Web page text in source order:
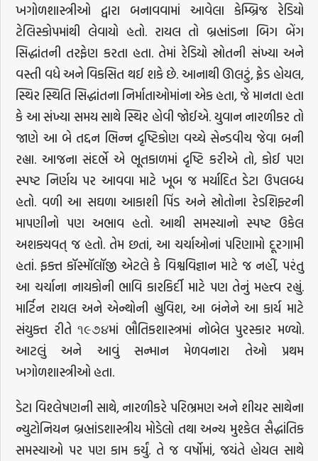
ખગોળશાસ્ત્રીઓ દ્વારા બનાવવામાં આવેલા કેમ્બ્રિજ રેડિયો
ટેલિસ્કોપમાંથી લેવાયો હતો. રાયલ તો બ્રહ્માંડના બિગ બેંગ
સિદ્ધાંતની તરફેણ કરતા હતા. તેમાં રેડિયો સ્રોતની સંખ્યા અને
વસ્તી વધે અને વિકસિત થઈ શકે છે. આનાથી ઊલટું, ફ્રેડ હોયલ,
સ્થિર સ્થિતિ સિદ્ધાંતના નિર્માતાઓમાંના એક હતા, જે માનતા હતા
કે આ સંખ્યા સમય સાથે સ્થિર હોવી જોઈએ. યુવાન નારળીકર તો
જાણે આ બે તદ્દન ભિન્ન દૃષ્ટિકોણ વચ્ચે સેન્ડવીચ જેવા બની
રહ્યા. આજના સંદર્ભે એ ભૂતકાળમાં દૃષ્ટિ કરીએ તો, કોઈ પણ
સ્પષ્ટ નિર્ણય પર આવવા માટે ખૂબ જ મર્યાદિત ડેટા ઉપલબ્ધ
હતો. વળી આ સઘળા આકાશી પિંડ અને સ્રોતોના રેડશિફ્ટની
માપણીનો પણ અભાવ હતો. આથી સમસ્યાનો સ્પષ્ટ ઉકેલ
અશક્યવત્ જ હતો. તેમ છતાં, આ ચર્ચાઓનાં પરિણામો દૂરગામી
હતાં. ફક્ત કૉસ્મૉલૉજી એટલે કે વિશ્વવિજ્ઞાન માટે જ નહીં, પરંતુ
આ ચર્ચાના નાયકોની ભાવિ કારકિર્દી માટે પણ તેનું મહત્ત્વ રહ્યું.
માર્ટિન રાયલ અને એન્થોની હ્યુવિશ, આ બંનેને આ કાર્ય માટે
સંયુક્ત રીતે ૧૯૭૪માં ભૌતિકશાસ્ત્રમાં નોબેલ પુરસ્કાર મળ્યો.
આટલું અને આવું સન્માન મેળવનારા તેઓ પ્રથમ
ખગોળશાસ્ત્રીઓ હતા.
ડેટા વિશ્લેષણની સાથે, નારળીકરે પરિભ્રમણ અને શીયર સાથેના
ન્યુટોનિયન બ્રહ્માંડશાસ્ત્રીય મોડેલો તથા અન્ય મુશ્કેલ સૈદ્ધાંતિક
સમસ્યાઓ પર પણ કામ કર્યું. તે જ વર્ષોમાં, જયંતે હોયલ સાથે